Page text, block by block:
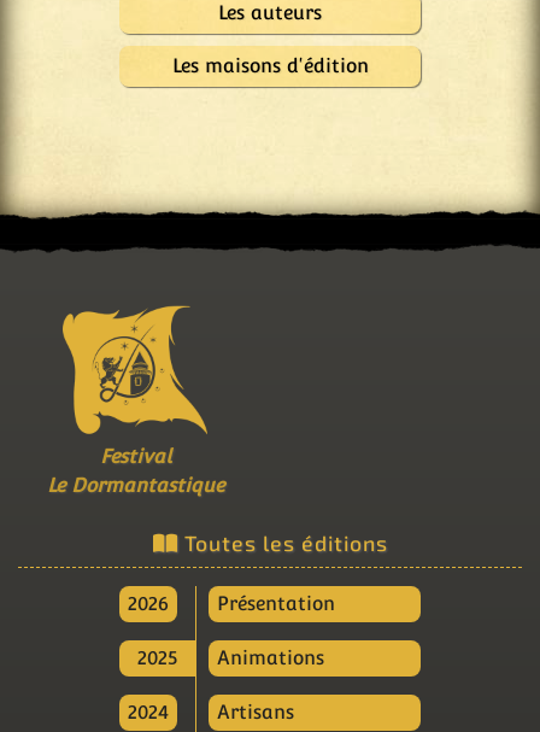
Les auteurs
Les maisons d'édition
Festival
Le Dormantastique
Toutes les éditions
2026
2025
2024
Présentation
Animations
Artisans